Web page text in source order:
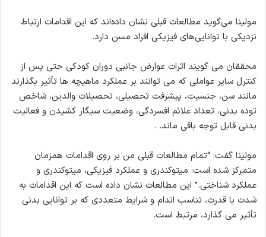
مولینا می‌گوید مطالعات قبلی نشان داده‌اند که این اقدامات ارتباط
نزدیکی با توانایی‌های فیزیکی افراد مسن دارد.
محققان می گویند اثرات عوارض جانبی دوران کودکی حتی پس از
کنترل سایر عواملی که می توانند بر عملکرد ماهیچه ها تأثیر بگذارند
مانند سن، جنسیت، پیشرفت تحصیلی، تحصیلات والدین، شاخص
توده بدنی، تعداد علائم افسردگی، وضعیت سیگار کشیدن و فعالیت
بدنی قابل توجه باقی ماند. .
مولینا گفت: “تمام مطالعات قبلی من بر روی اقدامات همزمان
متمرکز شده است: میتوکندری و عملکرد فیزیکی، میتوکندری و
عملکرد شناختی.” این مطالعات نشان داده است که این اقدامات به
شدت با قدرت، تناسب اندام و شرایط متعددی که بر توانایی بدنی
تأثیر می گذارد، مرتبط است.